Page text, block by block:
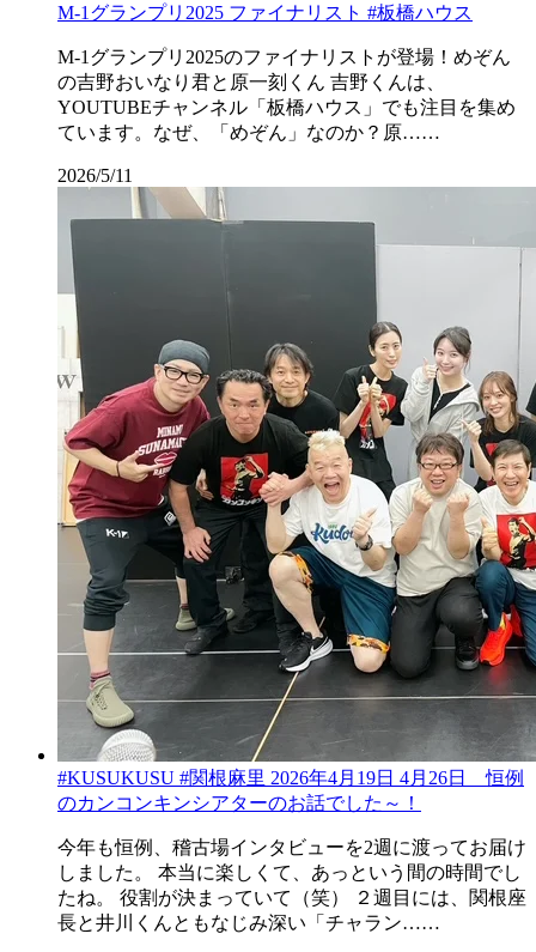
M-1グランプリ2025 ファイナリスト #板橋ハウス
M-1グランプリ2025のファイナリストが登場！めぞん
の吉野おいなり君と原一刻くん 吉野くんは、
YOUTUBEチャンネル「板橋ハウス」でも注目を集め
ています。なぜ、「めぞん」なのか？原……
2026/5/11
#KUSUKUSU #関根麻里 2026年4月19日 4月26日 恒例
のカンコンキンシアターのお話でした～！
今年も恒例、稽古場インタビューを2週に渡ってお届け
しました。 本当に楽しくて、あっという間の時間でし
たね。 役割が決まっていて（笑） ２週目には、関根座
長と井川くんともなじみ深い「チャラン……